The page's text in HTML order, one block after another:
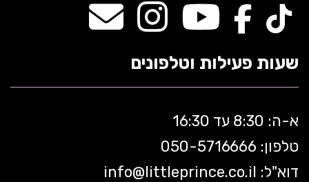
שעות פעילות וטלפונים
א-ה: 8:30 עד 16:30
טלפון: 050-5 716666
דוא"ל:
info@littleprince.co.il